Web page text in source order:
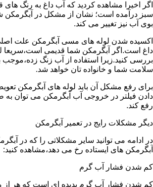
اگر اخیرا مشاهده کردید که آب داغ به رنگ های
سبز درآمده است؛ نشان از مشکل در
بوی آب نیز تغییر می کند.
اکسیده شدن لوله های مسی آبگرمکن علت
داغ است.اگر آبگرمکن شما قدیمی است،سریعا
بررسی کنید.زیرا استفاده از آب زنگ زده،موجب
سلامت شما و خانواده تان خواهد شد.
برای رفع مشکل آن باید لوله های آبگرمکن
دادن فیلتر در خروجی آب آبگرمکن می توان
رفع کند.
دیگر مشکلات رایج در تعمیر آبگرمکن
در ادامه می توانید سایر مشکلاتی را که در
آبگرمکن های ایستاده رخ می دهد،مشاهده کنید:
کم شدن فشار آب گرم
کم شدن فشار آب گرم پدیده ای است که هر از